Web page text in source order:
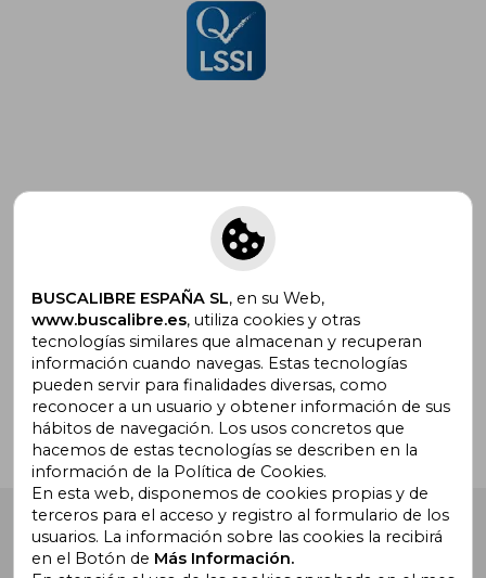
Suscríbete para recibir ofertas y
promociones
¿Necesitas ayuda?
Ir a Centro de Soporte
Buscalibre España . Calle Energía, 65, Nave 3 (08940),
Cornellà de Llobregat, Barcelona. Derechos Reservados.
BUSCALIBRE ESPAÑA SL, en su Web,
www.buscalibre.es, utiliza cookies y otras
tecnologías similares que almacenan y recuperan
información cuando navegas. Estas tecnologías
pueden servir para finalidades diversas, como
reconocer a un usuario y obtener información de sus
hábitos de navegación. Los usos concretos que
hacemos de estas tecnologías se describen en la
información de la Política de Cookies.
En esta web, disponemos de cookies propias y de
terceros para el acceso y registro al formulario de los
usuarios. La información sobre las cookies la recibirá
en el Botón de Más Información.